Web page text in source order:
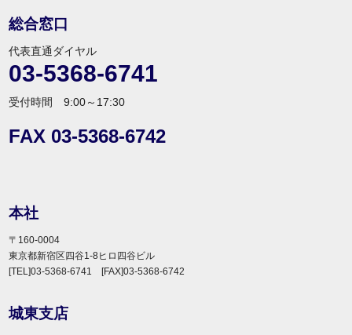
総合窓口
代表直通ダイヤル
03-5368-6741
受付時間 9:00～17:30
FAX 03-5368-6742
本社
〒160-0004
東京都新宿区四谷1-8ヒロ四谷ビル
[TEL]03-5368-6741 [FAX]03-5368-6742
城東支店